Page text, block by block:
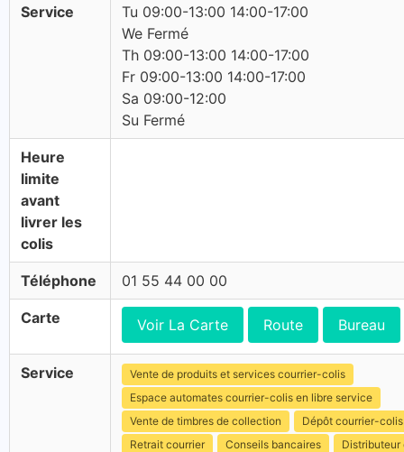
Service
Tu 09:00-13:00 14:00-17:00
We Fermé
Th 09:00-13:00 14:00-17:00
Fr 09:00-13:00 14:00-17:00
Sa 09:00-12:00
Su Fermé
Heure
limite
avant
livrer les
colis
Téléphone 01 55 44 00 00
Carte Voir La Carte Route Bureau
Service
Vente de produits et services courrier-colis
Espace automates courrier-colis en libre service
Vente de timbres de collection
Dépôt courrier-colis
Retrait courrier
Conseils bancaires
Distributeur